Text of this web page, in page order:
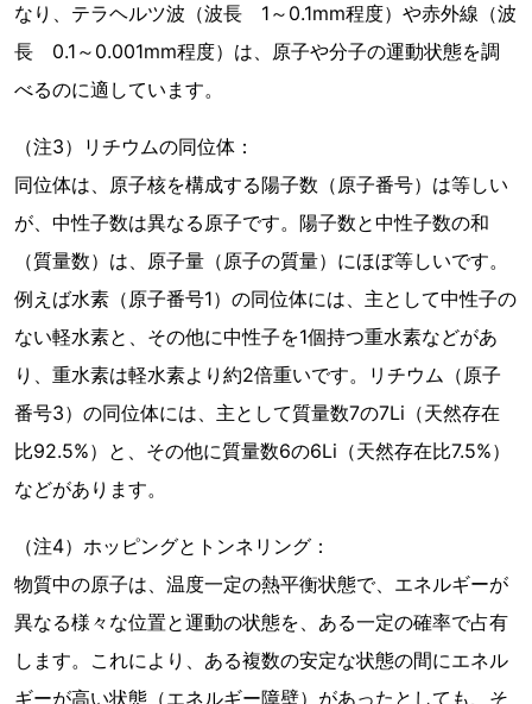
なり、テラヘルツ波（波長 1～0.1mm程度）や赤外線（波
長 0.1～0.001mm程度）は、原子や分子の運動状態を調
べるのに適しています。
（注3）リチウムの同位体：
同位体は、原子核を構成する陽子数（原子番号）は等しい
が、中性子数は異なる原子です。陽子数と中性子数の和
（質量数）は、原子量（原子の質量）にほぼ等しいです。
例えば水素（原子番号1）の同位体には、主として中性子の
ない軽水素と、その他に中性子を1個持つ重水素などがあ
り、重水素は軽水素より約2倍重いです。リチウム（原子
番号3）の同位体には、主として質量数7の7Li（天然存在
比92.5%）と、その他に質量数6の6Li（天然存在比7.5%）
などがあります。
（注4）ホッピングとトンネリング：
物質中の原子は、温度一定の熱平衡状態で、エネルギーが
異なる様々な位置と運動の状態を、ある一定の確率で占有
します。これにより、ある複数の安定な状態の間にエネル
ギーが高い状態（エネルギー障壁）があったとしても、そ